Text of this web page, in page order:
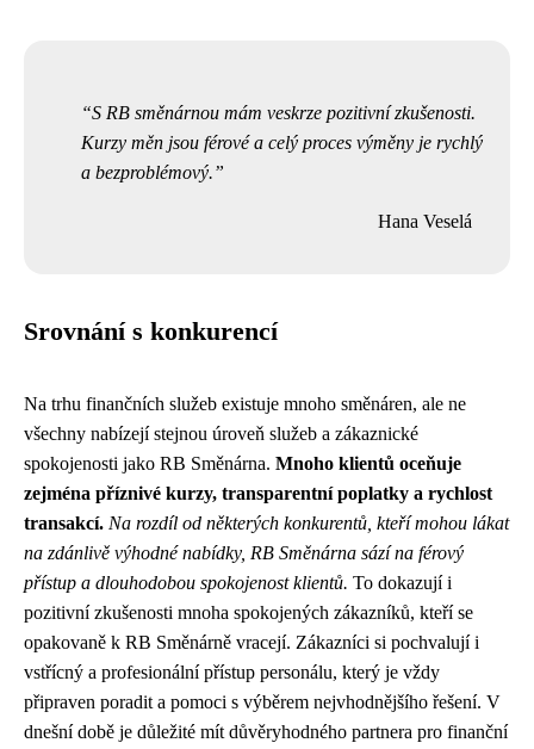
S RB směnárnou mám veskrze pozitivní zkušenosti.
Kurzy měn jsou férové a celý proces výměny je rychlý
a bezproblémový.
Hana Veselá
Srovnání s konkurencí
Na trhu finančních služeb existuje mnoho směnáren, ale ne
všechny nabízejí stejnou úroveň služeb a zákaznické
spokojenosti jako RB Směnárna. Mnoho klientů oceňuje
zejména příznivé kurzy, transparentní poplatky a rychlost
transakcí. Na rozdíl od některých konkurentů, kteří mohou lákat
na zdánlivě výhodné nabídky, RB Směnárna sází na férový
přístup a dlouhodobou spokojenost klientů. To dokazují i ​​
pozitivní zkušenosti mnoha spokojených zákazníků, kteří se
opakovaně k RB Směnárně vracejí. Zákazníci si pochvalují i ​​
vstřícný a profesionální přístup personálu, který je vždy
připraven poradit a pomoci s výběrem nejvhodnějšího řešení. V
dnešní době je důležité mít důvěryhodného partnera pro finanční